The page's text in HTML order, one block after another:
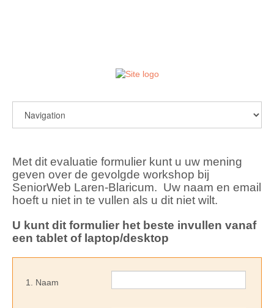
Met dit evaluatie formulier kunt u uw mening
geven over de gevolgde workshop bij
SeniorWeb Laren-Blaricum. Uw naam en email
hoeft u niet in te vullen als u dit niet wilt.
U kunt dit formulier het beste invullen vanaf
een tablet of laptop/desktop
1. Naam